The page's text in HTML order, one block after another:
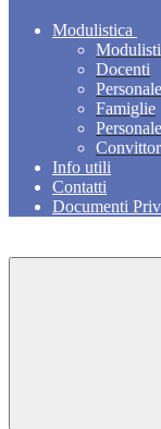
Modulistica
Docenti
Famiglie
Info utili
Contatti
Documenti